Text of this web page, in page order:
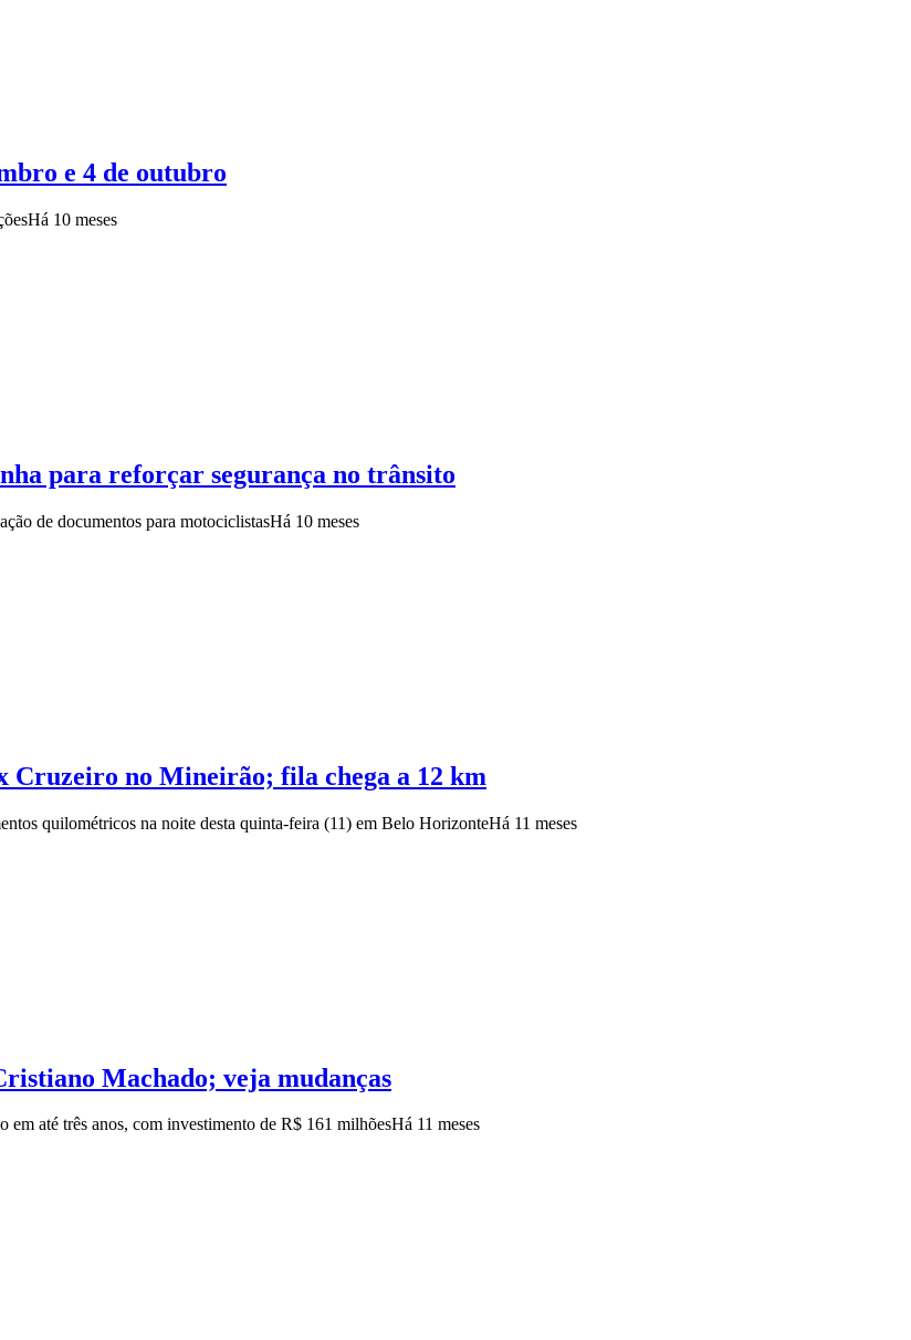
e 4 de outubro
Há 10 meses
para reforçar segurança no trânsito
de documentos para motociclistasHá 10 meses
Cruzeiro no Mineirão; fila chega a 12 km
quilométricos na noite desta quinta-feira (11) em Belo HorizonteHá 11 meses
Machado; veja mudanças
em até três anos, com investimento de R$ 161 milhõesHá 11 meses